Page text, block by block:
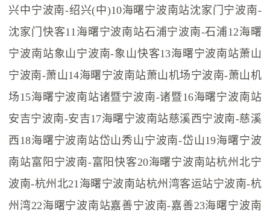
兴中宁波南-绍兴(中)10海曙宁波南站沈家门宁波南-
沈家门快客11海曙宁波南站石浦宁波南-石浦12海曙
宁波南站象山宁波南-象山快客13海曙宁波南站萧山
宁波南-萧山14海曙宁波南站萧山机场宁波南-萧山机
场15海曙宁波南站诸暨宁波南-诸暨16海曙宁波南站
安吉宁波南-安吉17海曙宁波南站慈溪西宁波南-慈溪
西18海曙宁波南站岱山秀山宁波南-岱山19海曙宁波
南站富阳宁波南-富阳快客20海曙宁波南站杭州北宁
波南-杭州北21海曙宁波南站杭州湾客运站宁波南-杭
州湾22海曙宁波南站嘉善宁波南-嘉善23海曙宁波南